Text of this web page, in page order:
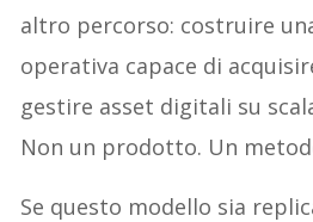
altro percorso: costruire
operativa capace di
gestire asset digitali su
Non un prodotto. Un
Se questo modello sia